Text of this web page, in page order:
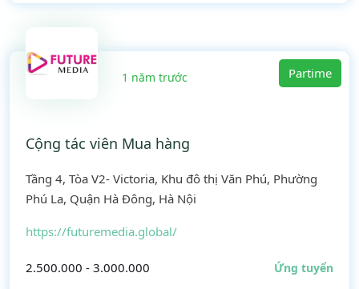
1 năm trước Partime
Cộng tác viên Mua hàng
Tầng 4, Tòa V2- Victoria, Khu đô thị Văn Phú, Phường
Phú La, Quận Hà Đông, Hà Nội
https://futuremedia.global/
2.500.000 - 3.000.000 Ứng tuyển